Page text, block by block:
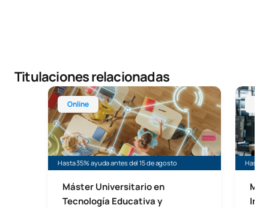
Titulaciones relacionadas
Online
Hasta 35% ayuda antes del 15 de agosto
Máster Universitario en
Tecnología Educativa y
Máster Online en Tecnología Educativa (Máster
Hasta
Máster